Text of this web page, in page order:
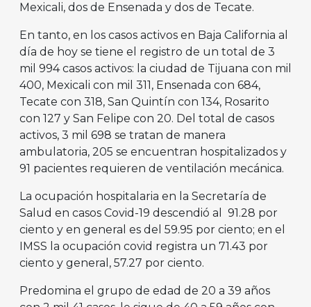
Mexicali, dos de Ensenada y dos de Tecate.
En tanto, en los casos activos en Baja California al
día de hoy se tiene el registro de un total de 3
mil 994 casos activos: la ciudad de Tijuana con mil
400, Mexicali con mil 311, Ensenada con 684,
Tecate con 318, San Quintín con 134, Rosarito
con 127 y San Felipe con 20. Del total de casos
activos, 3 mil 698 se tratan de manera
ambulatoria, 205 se encuentran hospitalizados y
91 pacientes requieren de ventilación mecánica.
La ocupación hospitalaria en la Secretaría de
Salud en casos Covid-19 descendió al 91.28 por
ciento y en general es del 59.95 por ciento; en el
IMSS la ocupación covid registra un 71.43 por
ciento y general, 57.27 por ciento.
Predomina el grupo de edad de 20 a 39 años